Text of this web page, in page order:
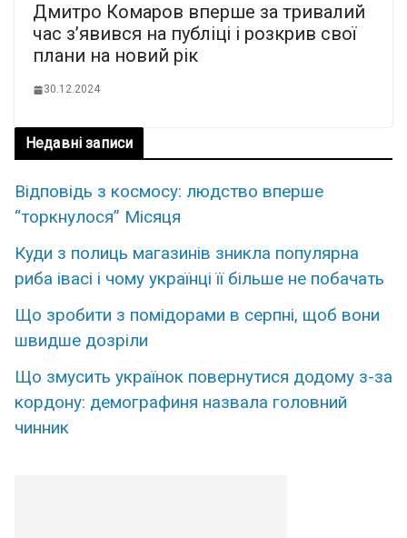
Дмитро Комаров вперше за тривалий
час з’явився на публіці і розкрив свої
плани на новий рік
30.12.2024
Недавні записи
Відповідь з космосу: людство вперше
“торкнулося” Місяця
Куди з полиць магазинів зникла популярна
риба івасі і чому українці її більше не побачать
Що зробити з помідорами в серпні, щоб вони
швидше дозріли
Що змусить українок повернутися додому з-за
кордону: демографиня назвала головний
чинник